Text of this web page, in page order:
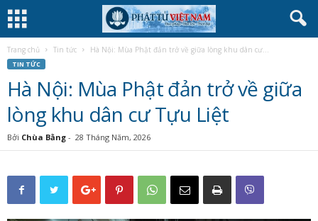
Trang chủ Tin tức Hà Nội: Mùa Phật đản trở về giữa lòng khu dân cư...
TIN TỨC
Hà Nội: Mùa Phật đản trở về giữa
lòng khu dân cư Tựu Liệt
Bởi Chùa Bằng - 28 Tháng Năm, 2026